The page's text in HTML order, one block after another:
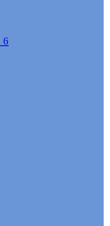
6